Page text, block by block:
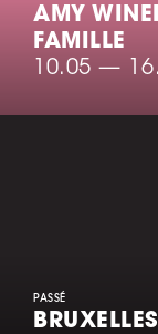
AMY
FAMILLE
10.05—
PASSÉ